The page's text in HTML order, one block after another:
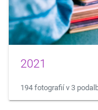
2021
194 fotografií v 3